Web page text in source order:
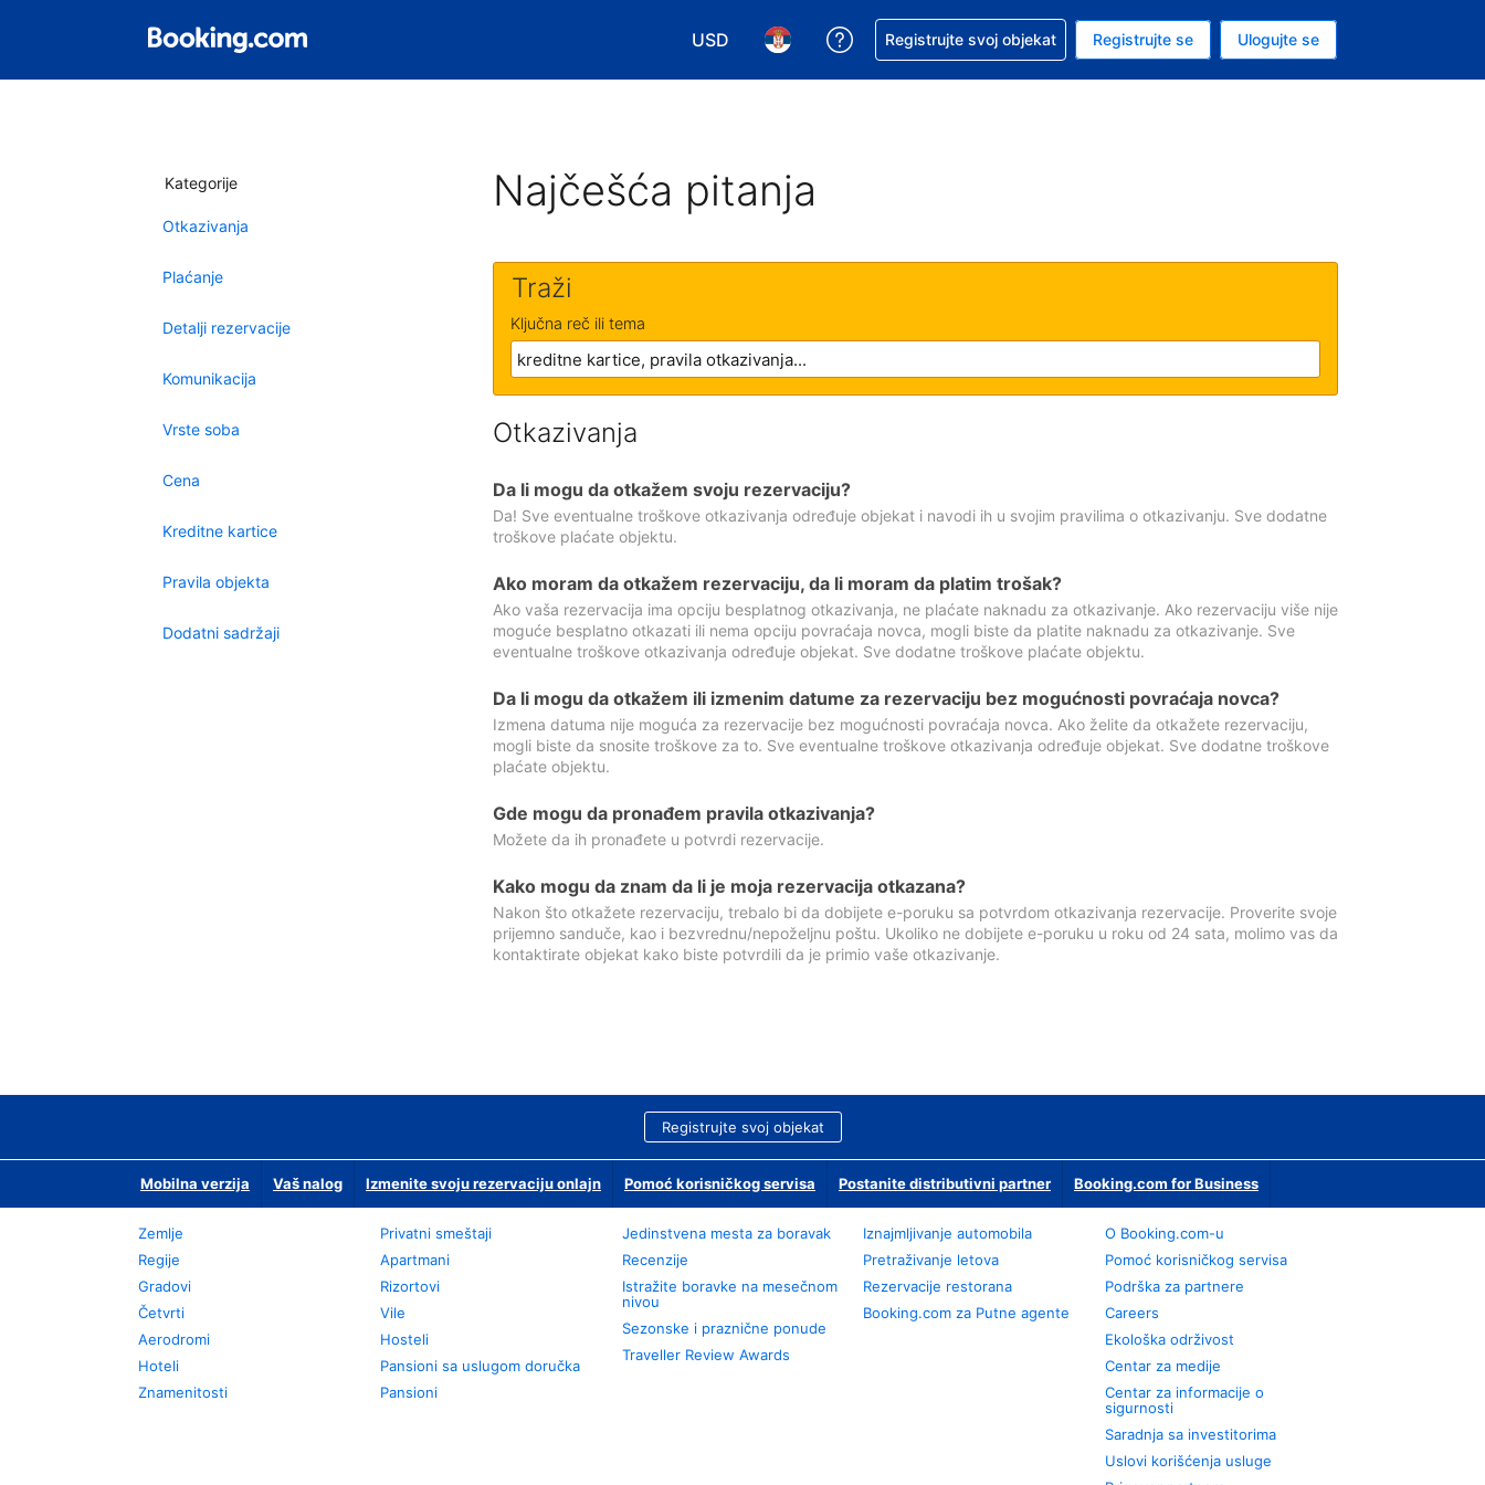
USD
Izaberite valutu. Vaša trenutna valuta je američki dolar
Izaberite jezik. Vaš trenutni jezik je Srpskom
Zatražite pomoć u vezi sa rezervacijom
Registrujte svoj objekat Registrujte se Ulogujte se
Kategorije
Otkazivanja
Plaćanje
Detalji rezervacije
Komunikacija
Vrste soba
Cena
Kreditne kartice
Pravila objekta
Dodatni sadržaji
Najčešća pitanja
Traži
Ključna reč ili tema
Otkazivanja
Da li mogu da otkažem svoju rezervaciju?
Da! Sve eventualne troškove otkazivanja određuje objekat i navodi ih u svojim pravilima o otkazivanju. Sve dodatne
troškove plaćate objektu.
Ako moram da otkažem rezervaciju, da li moram da platim trošak?
Ako vaša rezervacija ima opciju besplatnog otkazivanja, ne plaćate naknadu za otkazivanje. Ako rezervaciju više nije
moguće besplatno otkazati ili nema opciju povraćaja novca, mogli biste da platite naknadu za otkazivanje. Sve
eventualne troškove otkazivanja određuje objekat. Sve dodatne troškove plaćate objektu.
Da li mogu da otkažem ili izmenim datume za rezervaciju bez mogućnosti povraćaja novca?
Izmena datuma nije moguća za rezervacije bez mogućnosti povraćaja novca. Ako želite da otkažete rezervaciju,
mogli biste da snosite troškove za to. Sve eventualne troškove otkazivanja određuje objekat. Sve dodatne troškove
plaćate objektu.
Gde mogu da pronađem pravila otkazivanja?
Možete da ih pronađete u potvrdi rezervacije.
Kako mogu da znam da li je moja rezervacija otkazana?
Nakon što otkažete rezervaciju, trebalo bi da dobijete e-poruku sa potvrdom otkazivanja rezervacije. Proverite svoje
prijemno sanduče, kao i bezvrednu/nepoželjnu poštu. Ukoliko ne dobijete e-poruku u roku od 24 sata, molimo vas da
kontaktirate objekat kako biste potvrdili da je primio vaše otkazivanje.
Registrujte svoj objekat
Mobilna verzija Vaš nalog Izmenite svoju rezervaciju onlajn Pomoć korisničkog servisa Postanite distributivni partner Booking.com for Business
Zemlje
Regije
Gradovi
Četvrti
Aerodromi
Hoteli
Znamenitosti
Privatni smeštaji
Apartmani
Rizortovi
Vile
Hosteli
Pansioni sa uslugom doručka
Pansioni
Jedinstvena mesta za boravak
Recenzije
Istražite boravke na mesečnom
nivou
Sezonske i praznične ponude
Traveller Review Awards
Iznajmljivanje automobila
Pretraživanje letova
Rezervacije restorana
Booking.com za Putne agente
О Booking.com-u
Pomoć korisničkog servisa
Podrška za partnere
Careers
Ekološka održivost
Centar za medije
Centar za informacije o
sigurnosti
Saradnja sa investitorima
Uslovi korišćenja usluge